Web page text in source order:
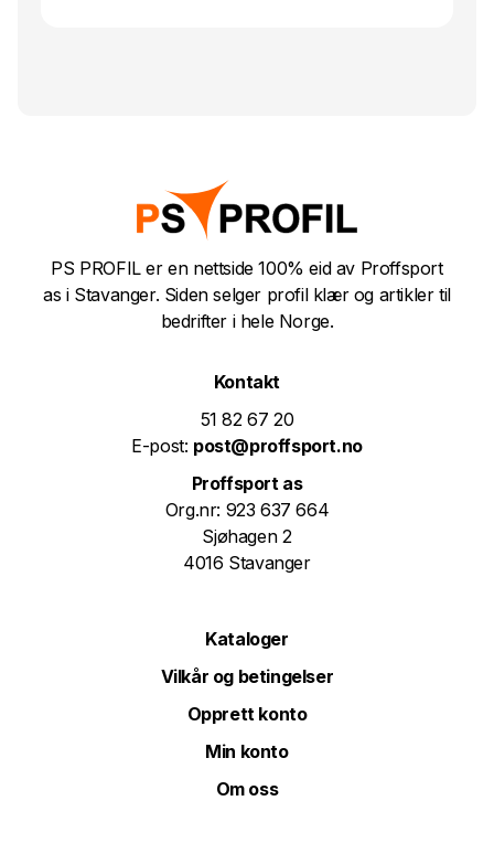
PS PROFIL er en nettside 100% eid av Proffsport
as i Stavanger. Siden selger profil klær og artikler til
bedrifter i hele Norge.
Kontakt
51 82 67 20
E-post: post@proffsport.no
Proffsport as
Org.nr: 923 637 664
Sjøhagen 2
4016 Stavanger
Kataloger
Vilkår og betingelser
Opprett konto
Min konto
Om oss